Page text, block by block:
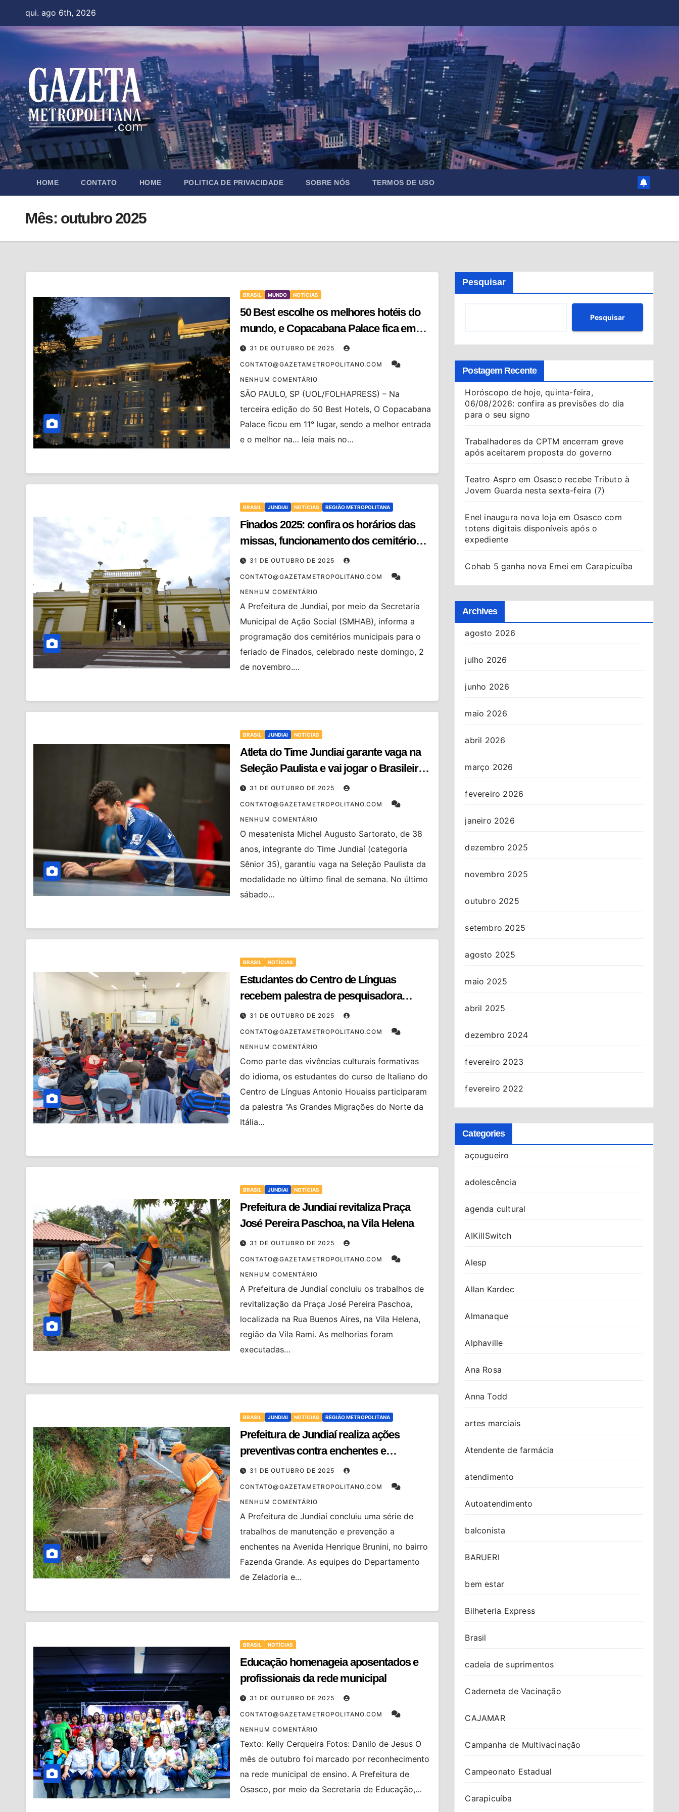
content
qui. ago 6th, 2026
HOME CONTATO HOME POLITICA DE PRIVACIDADE SOBRE NÓS TERMOS DE USO
Mês: outubro 2025
BRASIL MUNDO NOTÍCIAS
50 Best escolhe os melhores hotéis do
mundo, e Copacabana Palace fica em
11°31 DE OUTUBRO DE 2025
CONTATO@GAZETAMETROPOLITANO.COM
NENHUM COMENTÁRIO
SÃO PAULO, SP (UOL/FOLHAPRESS) – Na
terceira edição do 50 Best Hotels, O Copacabana
Palace ficou em 11° lugar, sendo a melhor entrada
e o melhor na… leia mais no…
BRASIL JUNDIAI NOTÍCIAS REGIÃO METROPOLITANA
Finados 2025: confira os horários das
missas, funcionamento dos cemitérios e
interdições no trânsito
31 DE OUTUBRO DE 2025
CONTATO@GAZETAMETROPOLITANO.COM
NENHUM COMENTÁRIO
A Prefeitura de Jundiaí, por meio da Secretaria
Municipal de Ação Social (SMHAB), informa a
programação dos cemitérios municipais para o
feriado de Finados, celebrado neste domingo, 2
de novembro.…
BRASIL JUNDIAI NOTÍCIAS
Atleta do Time Jundiaí garante vaga na
Seleção Paulista e vai jogar o Brasileiro
de Tênis de Mesa
31 DE OUTUBRO DE 2025
CONTATO@GAZETAMETROPOLITANO.COM
NENHUM COMENTÁRIO
O mesatenista Michel Augusto Sartorato, de 38
anos, integrante do Time Jundiaí (categoria
Sênior 35), garantiu vaga na Seleção Paulista da
modalidade no último final de semana. No último
sábado…
BRASIL NOTÍCIAS
Estudantes do Centro de Línguas
recebem palestra de pesquisadora
italiana sobre imigração
31 DE OUTUBRO DE 2025
CONTATO@GAZETAMETROPOLITANO.COM
NENHUM COMENTÁRIO
Como parte das vivências culturais formativas
do idioma, os estudantes do curso de Italiano do
Centro de Línguas Antonio Houaiss participaram
da palestra “As Grandes Migrações do Norte da
Itália…
BRASIL JUNDIAI NOTÍCIAS
Prefeitura de Jundiaí revitaliza Praça
José Pereira Paschoa, na Vila Helena
31 DE OUTUBRO DE 2025
CONTATO@GAZETAMETROPOLITANO.COM
NENHUM COMENTÁRIO
A Prefeitura de Jundiaí concluiu os trabalhos de
revitalização da Praça José Pereira Paschoa,
localizada na Rua Buenos Aires, na Vila Helena,
região da Vila Rami. As melhorias foram
executadas…
BRASIL JUNDIAI NOTÍCIAS REGIÃO METROPOLITANA
Prefeitura de Jundiaí realiza ações
preventivas contra enchentes e
alagamentos no Fazenda Grande
31 DE OUTUBRO DE 2025
CONTATO@GAZETAMETROPOLITANO.COM
NENHUM COMENTÁRIO
A Prefeitura de Jundiaí concluiu uma série de
trabalhos de manutenção e prevenção a
enchentes na Avenida Henrique Brunini, no bairro
Fazenda Grande. As equipes do Departamento
de Zeladoria e…
BRASIL NOTÍCIAS
Educação homenageia aposentados e
profissionais da rede municipal
31 DE OUTUBRO DE 2025
CONTATO@GAZETAMETROPOLITANO.COM
NENHUM COMENTÁRIO
Texto: Kelly Cerqueira Fotos: Danilo de Jesus O
mês de outubro foi marcado por reconhecimento
na rede municipal de ensino. A Prefeitura de
Osasco, por meio da Secretaria de Educação,…
Pesquisar
Pesquisar
Postagem Recente
Horóscopo de hoje, quinta-feira,
06/08/2026: confira as previsões do dia
para o seu signo
Trabalhadores da CPTM encerram greve
após aceitarem proposta do governo
Teatro Aspro em Osasco recebe Tributo à
Jovem Guarda nesta sexta-feira (7)
Enel inaugura nova loja em Osasco com
totens digitais disponíveis após o
expediente
Cohab 5 ganha nova Emei em Carapicuíba
Archives
agosto 2026
julho 2026
junho 2026
maio 2026
abril 2026
março 2026
fevereiro 2026
janeiro 2026
dezembro 2025
novembro 2025
outubro 2025
setembro 2025
agosto 2025
maio 2025
abril 2025
dezembro 2024
fevereiro 2023
fevereiro 2022
Categories
açougueiro
adolescência
agenda cultural
AIKillSwitch
Alesp
Allan Kardec
Almanaque
Alphaville
Ana Rosa
Anna Todd
artes marciais
Atendente de farmácia
atendimento
Autoatendimento
balconista
BARUERI
bem estar
Bilheteria Express
Brasil
cadeia de suprimentos
Caderneta de Vacinação
CAJAMAR
Campanha de Multivacinação
Campeonato Estadual
Carapicuíba